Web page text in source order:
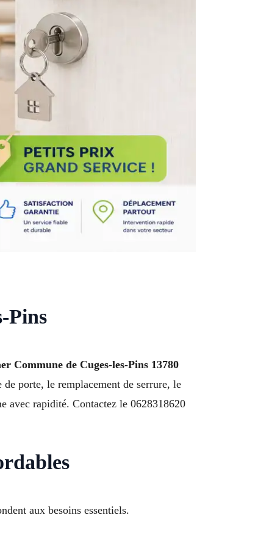
Pins
Commune de Cuges-les-Pins 13780
de porte, le remplacement de serrure, le
avec rapidité. Contactez le 0628318620
aux besoins essentiels.